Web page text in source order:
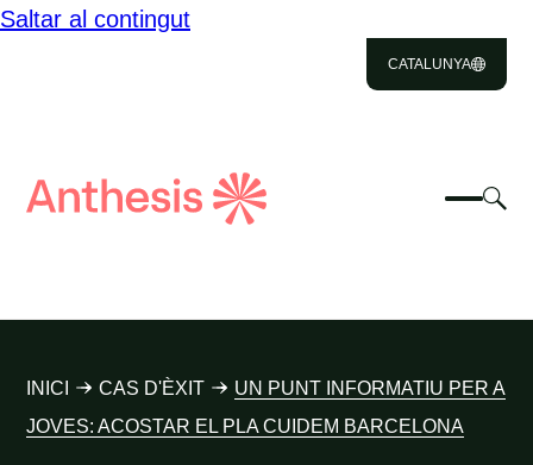
Saltar al contingut
CATALUNYA
menú
mòbil
IMPACTE
Cerca
INICI CAS D'ÈXIT
UN PUNT INFORMATIU PER A
JOVES: ACOSTAR EL PLA CUIDEM BARCELONA